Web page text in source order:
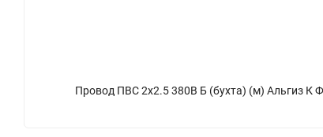
Провод ПВС 2х2.5 380В Б (бухта) (м) Альгиз К